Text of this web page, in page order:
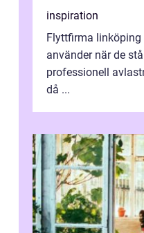
inspiration
Flyttfirma
använder när de
professionell
då ...